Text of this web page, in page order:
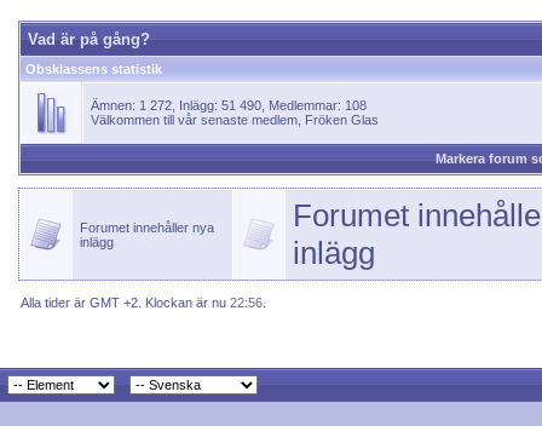
Vad är på gång?
Obsklassens statistik
Ämnen: 1 272, Inlägg: 51 490, Medlemmar: 108
Välkommen till vår senaste medlem, Fröken Glas
Markera forum
Forumet innehåller nya
inlägg
Forumet
inlägg
Alla tider är GMT +2. Klockan är nu 22:56